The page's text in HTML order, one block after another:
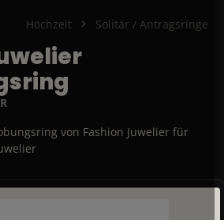
Hochzeit Solitär / Antragsringe
von Fashion Juwelier für